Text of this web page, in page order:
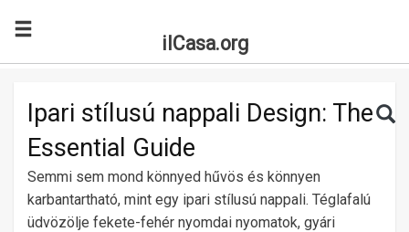
ilCasa.org
Search for:
Ipari stílusú nappali Design: The
Essential Guide
Semmi sem mond könnyed hűvös és könnyen
karbantartható, mint egy ipari stílusú nappali. Téglafalú
üdvözölje fekete-fehér nyomdai nyomatok, gyári